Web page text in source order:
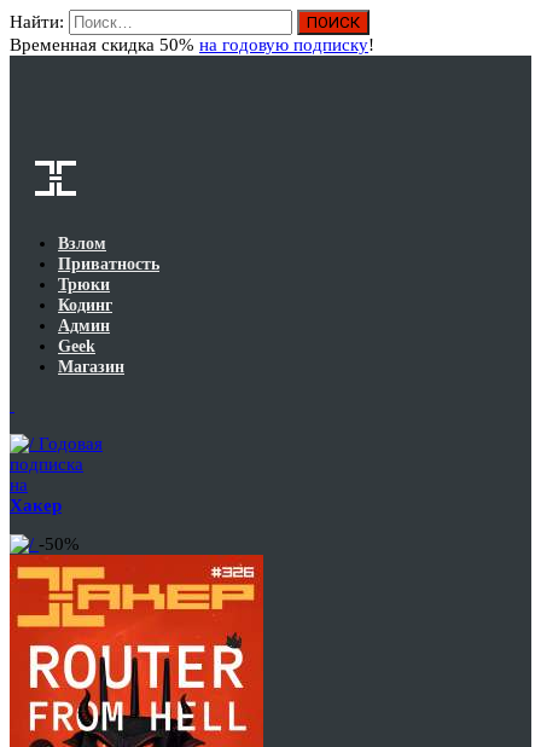
Найти:
Временная скидка 50% на годовую подписку!
Взлом
Приватность
Трюки
Кодинг
Админ
Geek
Магазин
Годовая
подписка
на
Хакер
-50%